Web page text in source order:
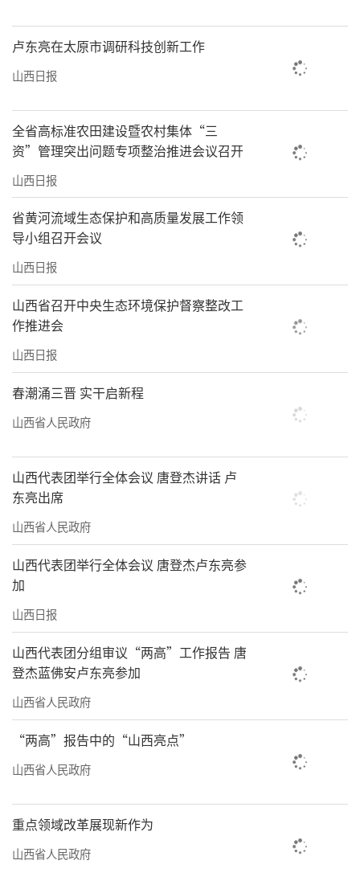
卢东亮在太原市调研科技创新工作
山西日报
全省高标准农田建设暨农村集体“三
资”管理突出问题专项整治推进会议召开
山西日报
省黄河流域生态保护和高质量发展工作领
导小组召开会议
山西日报
山西省召开中央生态环境保护督察整改工
作推进会
山西日报
春潮涌三晋 实干启新程
山西省人民政府
山西代表团举行全体会议 唐登杰讲话 卢
东亮出席
山西省人民政府
山西代表团举行全体会议 唐登杰卢东亮参
加
山西日报
山西代表团分组审议“两高”工作报告 唐
登杰蓝佛安卢东亮参加
山西省人民政府
“两高”报告中的“山西亮点”
山西省人民政府
重点领域改革展现新作为
山西省人民政府